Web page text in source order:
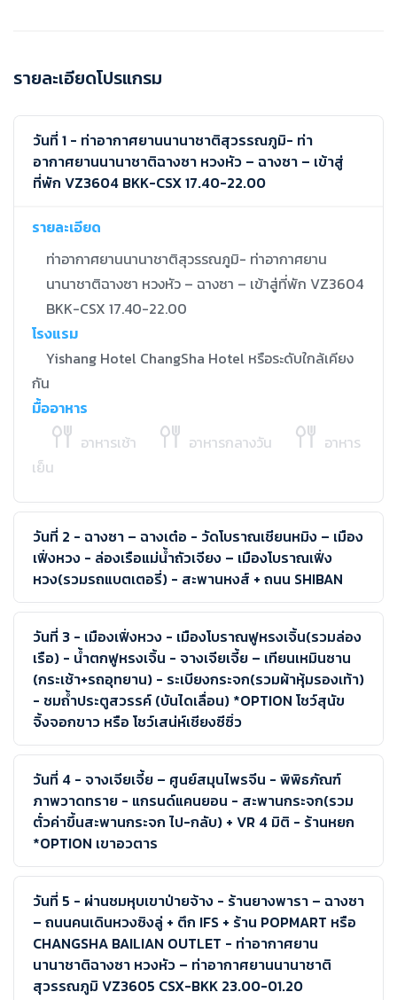
รายละเอียดโปรแกรม
วันที่ 1 - ท่าอากาศยานนานาชาติสุวรรณภูมิ- ท่า
อากาศยานนานาชาติฉางซา หวงหัว – ฉางซา – เข้าสู่
ที่พัก VZ3604 BKK-CSX 17.40-22.00
รายละเอียด
ท่าอากาศยานนานาชาติสุวรรณภูมิ- ท่าอากาศยาน
นานาชาติฉางซา หวงหัว – ฉางซา – เข้าสู่ที่พัก VZ3604
BKK-CSX 17.40-22.00
โรงแรม
Yishang Hotel ChangSha Hotel หรือระดับใกล้เคียง
กัน
มื้ออาหาร
อาหารเช้า
อาหารกลางวัน
อาหาร
เย็น
วันที่ 2 - ฉางซา – ฉางเต๋อ - วัดโบราณเชียนหมิง – เมือง
เฟิ่งหวง - ล่องเรือแม่น้ำถัวเจียง – เมืองโบราณเฟิ่ง
หวง(รวมรถแบตเตอรี่) - สะพานหงส์ + ถนน SHIBAN
วันที่ 3 - เมืองเฟิ่งหวง - เมืองโบราณฟูหรงเจิ้น(รวมล่อง
เรือ) - น้ำตกฟูหรงเจิ้น - จางเจียเจี้ย – เทียนเหมินซาน
(กระเช้า+รถอุทยาน) - ระเบียงกระจก(รวมผ้าหุ้มรองเท้า)
- ชมถ้ำประตูสวรรค์ (บันไดเลื่อน) *OPTION โชว์สุนัข
จิ้งจอกขาว หรือ โชว์เสน่ห์เชียงซีซิ่ว
วันที่ 4 - จางเจียเจี้ย – ศูนย์สมุนไพรจีน - พิพิธภัณฑ์
ภาพวาดทราย - แกรนด์แคนยอน - สะพานกระจก(รวม
ตั๋วค่าขึ้นสะพานกระจก ไป-กลับ) + VR 4 มิติ - ร้านหยก
*OPTION เขาอวตาร
วันที่ 5 - ผ่านชมหุบเขาป่ายจ้าง - ร้านยางพารา – ฉางซา
– ถนนคนเดินหวงซิงลู่ + ตึก IFS + ร้าน POPMART หรือ
CHANGSHA BAILIAN OUTLET - ท่าอากาศยาน
นานาชาติฉางซา หวงหัว – ท่าอากาศยานนานาชาติ
สุวรรณภูมิ VZ3605 CSX-BKK 23.00-01.20